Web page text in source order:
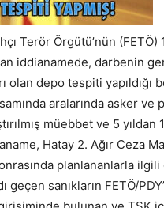
Terör Örgütü’nün
iddianamede, darbenin
olan depo tespiti
aralarında asker
müebbet ve 5
Hatay 2. Ağır Ceza
planlananlarla
geçen sanıkların FETÖ/